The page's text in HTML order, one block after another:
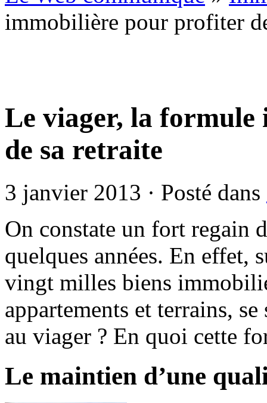
immobilière pour profiter
Le viager, la
de sa retraite
3 janvier 2013 · Posté dans
On constate un fort regain
quelques années. En effet,
vingt milles biens
appartements et terrains,
au viager ? En quoi cette
Le maintien d’une